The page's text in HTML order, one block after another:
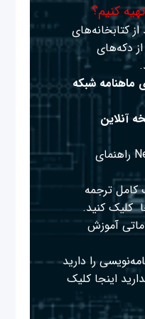
کنیم؟
کتابخانه‌های
دکه‌های
ماهنامه شبکه
آنلاین
+Network راهنمای
کامل ترجمه
کلیک کنید.
آموزش
را دارید
اینجا کلیک